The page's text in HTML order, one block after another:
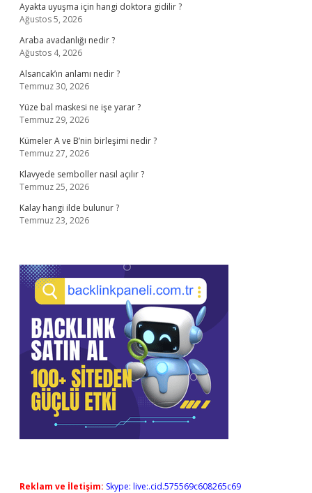
Ayakta uyuşma için hangi doktora gidilir ?
Ağustos 5, 2026
Araba avadanlığı nedir ?
Ağustos 4, 2026
Alsancak’ın anlamı nedir ?
Temmuz 30, 2026
Yüze bal maskesi ne işe yarar ?
Temmuz 29, 2026
Kümeler A ve B’nin birleşimi nedir ?
Temmuz 27, 2026
Klavyede semboller nasıl açılır ?
Temmuz 25, 2026
Kalay hangi ilde bulunur ?
Temmuz 23, 2026
Reklam ve İletişim: Skype: live:.cid.575569c608265c69